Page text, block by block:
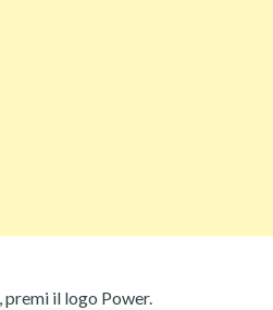
premi il logo Power.